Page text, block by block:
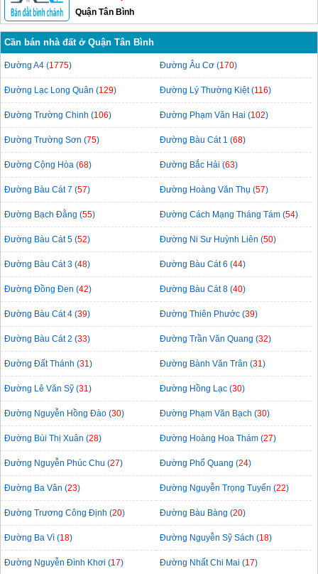
Quận Tân Bình
Cần bán nhà đất ở Quận Tân Bình
Đường A4 (1775) Đường Âu Cơ (170)
Đường Lạc Long Quân (129) Đường Lý Thường Kiệt (116)
Đường Trường Chinh (106) Đường Phạm Văn Hai (102)
Đường Trường Sơn (75) Đường Bàu Cát 1 (68)
Đường Cộng Hòa (68) Đường Bắc Hải (63)
Đường Bàu Cát 7 (57) Đường Hoàng Văn Thụ (57)
Đường Bạch Đằng (55) Đường Cách Mạng Tháng Tám (54)
Đường Bàu Cát 5 (52) Đường Ni Sư Huỳnh Liên (50)
Đường Bàu Cát 3 (48) Đường Bàu Cát 6 (44)
Đường Đồng Đen (42) Đường Bàu Cát 8 (40)
Đường Bàu Cát 4 (39) Đường Thiên Phước (39)
Đường Bàu Cát 2 (33) Đường Trần Văn Quang (32)
Đường Đất Thánh (31) Đường Bành Văn Trân (31)
Đường Lê Văn Sỹ (31) Đường Hồng Lạc (30)
Đường Nguyễn Hồng Đào (30) Đường Phạm Văn Bạch (30)
Đường Bùi Thị Xuân (28) Đường Hoàng Hoa Thám (27)
Đường Nguyễn Phúc Chu (27) Đường Phổ Quang (24)
Đường Ba Vân (23) Đường Nguyễn Trọng Tuyển (22)
Đường Trương Công Định (20) Đường Bàu Bàng (20)
Đường Ba Vì (18) Đường Nguyễn Sỹ Sách (18)
Đường Nguyễn Đình Khơi (17) Đường Nhất Chi Mai (17)